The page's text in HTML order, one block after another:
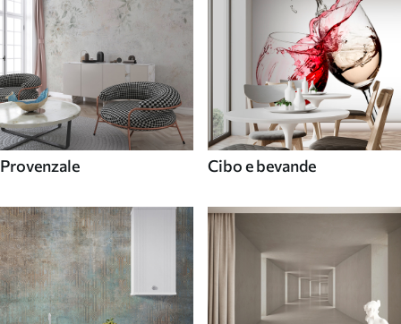
Provenzale Cibo e bevande